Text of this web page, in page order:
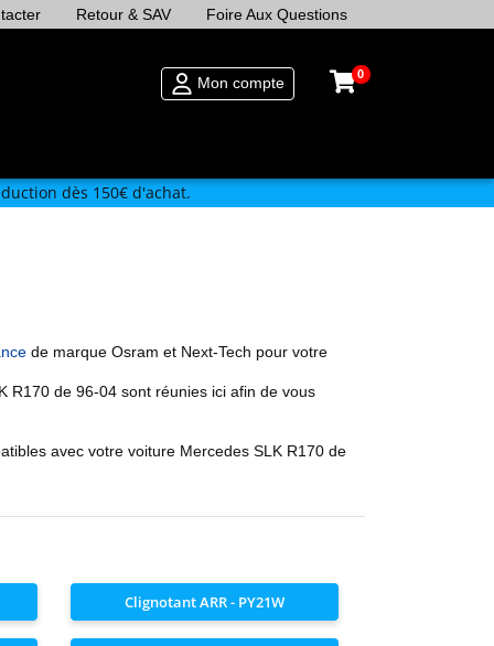
Retour & SAV Foire Aux Questions
Mon compte 0
dès 150€ d'achat.
de marque Osram et Next-Tech pour votre
R170 de 96-04 sont réunies ici afin de vous
avec votre voiture Mercedes SLK R170 de
Clignotant ARR - PY21W